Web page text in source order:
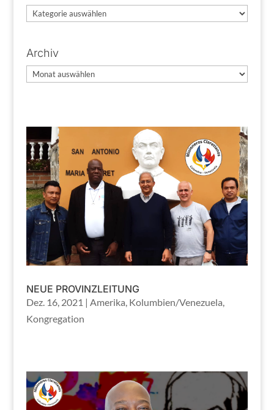
Kategorien
Archiv
Archiv
NEUE PROVINZLEITUNG
Dez. 16, 2021 | Amerika Kolumbien/Venezuela
Kongregation